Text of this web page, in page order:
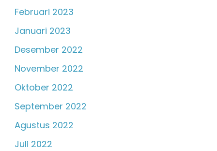
Februari 2023
Januari 2023
Desember 2022
November 2022
Oktober 2022
September 2022
Agustus 2022
Juli 2022